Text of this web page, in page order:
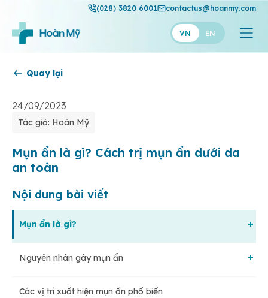
(028) 3820 6001 contactus@hoanmy.com
VN EN
Thuận Mỹ
Quay lại
24/09/2023
Tác giả: Hoàn Mỹ
Mụn ẩn là gì? Cách trị mụn ẩn dưới da
an toàn
Nội dung bài viết
Mụn ẩn là gì?
Mụn ẩn có tự hết không?
Nguyên nhân gây mụn ẩn
Rối loạn nội tiết tố
Các vị trí xuất hiện mụn ẩn phổ biến